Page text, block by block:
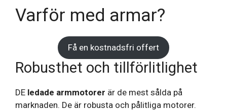
Varför med armar?
Få en kostnadsfri offert
Robusthet och tillförlitlighet
DE ledade armmotorer är de mest sålda på
marknaden. De är robusta och pålitliga motorer.